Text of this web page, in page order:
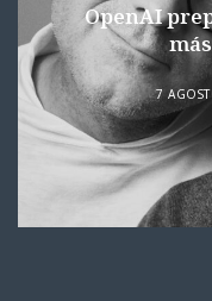
OpenAI
7